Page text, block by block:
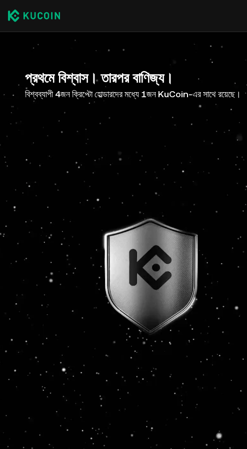
প্রথমে বিশ্বাস। তারপর বাণিজ্য।
বিশ্বব্যাপী 4জন ক্রিপ্টো হোল্ডারদের মধ্যে 1জন KuCoin-এর সাথে রয়েছে।